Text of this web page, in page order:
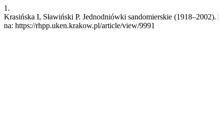
1.
Krasińska I, Sławiński P. Jednodniówki sandomierskie
na: https://rhpp.uken.krakow.pl/article/view/9991